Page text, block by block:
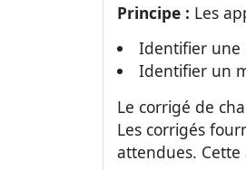
Principe : Les
Identifier une
Identifier un
Le corrigé de
Les corrigés
attendues.